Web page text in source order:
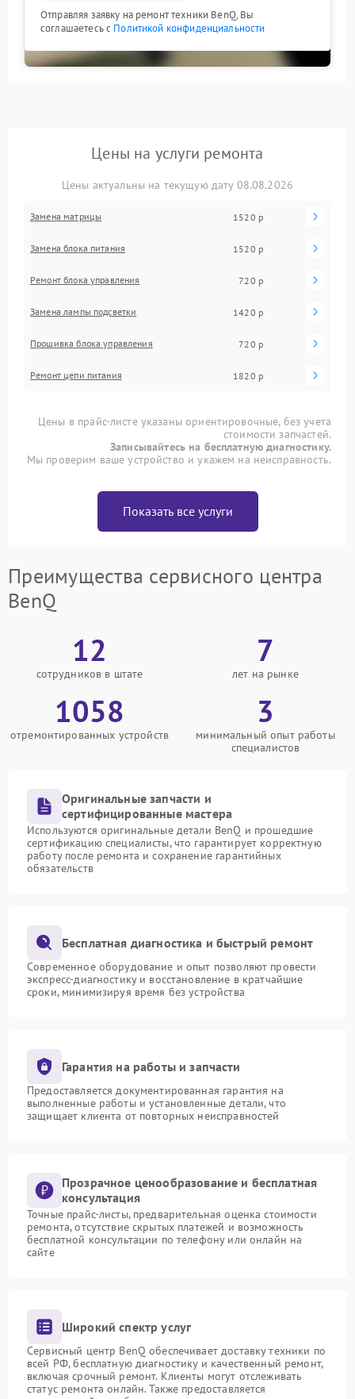
Отправляя заявку на ремонт техники BenQ, Вы
соглашаетесь с Политикой конфиденциальности
Цены на услуги ремонта
Цены актуальны на текущую дату 08.08.2026
Замена матрицы 1520 р
Замена блока питания 1520 р
Ремонт блока управления 720 р
Замена лампы подсветки 1420 р
Прошивка блока управления 720 р
Ремонт цепи питания 1820 р
Цены в прайс-листе указаны ориентировочные, без учета
стоимости запчастей.
Записывайтесь на бесплатную диагностику.
Мы проверим ваше устройство и укажем на неисправность.
Показать все услуги
Преимущества сервисного центра
BenQ
12
сотрудников в штате
7
лет на рынке
1058
отремонтированных устройств
3
минимальный опыт работы
специалистов
Оригинальные запчасти и
сертифицированные мастера
Используются оригинальные детали BenQ и прошедшие
сертификацию специалисты, что гарантирует корректную
работу после ремонта и сохранение гарантийных
обязательств
Бесплатная диагностика и быстрый ремонт
Современное оборудование и опыт позволяют провести
экспресс-диагностику и восстановление в кратчайшие
сроки, минимизируя время без устройства
Гарантия на работы и запчасти
Предоставляется документированная гарантия на
выполненные работы и установленные детали, что
защищает клиента от повторных неисправностей
Прозрачное ценообразование и бесплатная
консультация
Точные прайс-листы, предварительная оценка стоимости
ремонта, отсутствие скрытых платежей и возможность
бесплатной консультации по телефону или онлайн на
сайте
Широкий спектр услуг
Сервисный центр BenQ обеспечивает доставку техники по
всей РФ, бесплатную диагностику и качественный ремонт,
включая срочный ремонт. Клиенты могут отслеживать
статус ремонта онлайн. Также предоставляется